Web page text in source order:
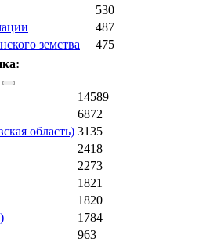
530
487
земства
475
14589
6872
область) 3135
2418
2273
1821
1820
1784
963